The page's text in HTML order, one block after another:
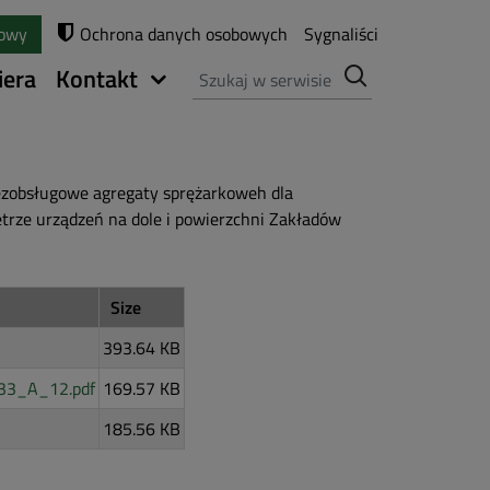
Ochrona danych osobowych Sygnaliści
Kontakt Szukaj
agregaty sprężarkoweh dla
urządzeń na dole i powierzchni Zakładów
Size
393.64 KB
169.57 KB
185.56 KB